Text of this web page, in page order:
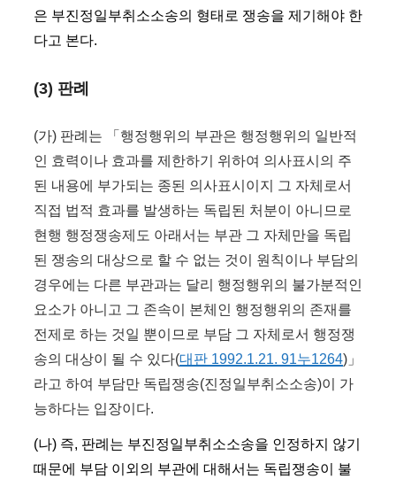
은 부진정일부취소소송의 형태로 쟁송을 제기해야 한
다고 본다.
(3) 판례
(가) 판례는 「행정행위의 부관은 행정행위의 일반적
인 효력이나 효과를 제한하기 위하여 의사표시의 주
된 내용에 부가되는 종된 의사표시이지 그 자체로서
직접 법적 효과를 발생하는 독립된 처분이 아니므로
현행 행정쟁송제도 아래서는 부관 그 자체만을 독립
된 쟁송의 대상으로 할 수 없는 것이 원칙이나 부담의
경우에는 다른 부관과는 달리 행정행위의 불가분적인
요소가 아니고 그 존속이 본체인 행정행위의 존재를
전제로 하는 것일 뿐이므로 부담 그 자체로서 행정쟁
송의 대상이 될 수 있다(대판 1992.1.21. 91누1264)」
라고 하여 부담만 독립쟁송(진정일부취소소송)이 가
능하다는 입장이다.
(나) 즉, 판례는 부진정일부취소소송을 인정하지 않기
때문에 부담 이외의 부관에 대해서는 독립쟁송이 불